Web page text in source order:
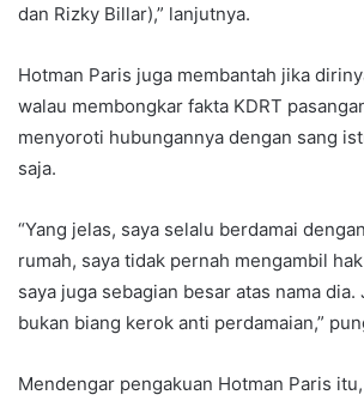
dan Rizky Billar),” lanjutnya.
Hotman Paris juga membantah jika
walau membongkar fakta KDRT
menyoroti hubungannya dengan sang
saja.
“Yang jelas, saya selalu berdamai
rumah, saya tidak pernah mengambil
saya juga sebagian besar atas nama dia.
bukan biang kerok anti perdamaian,”
Mendengar pengakuan Hotman Paris